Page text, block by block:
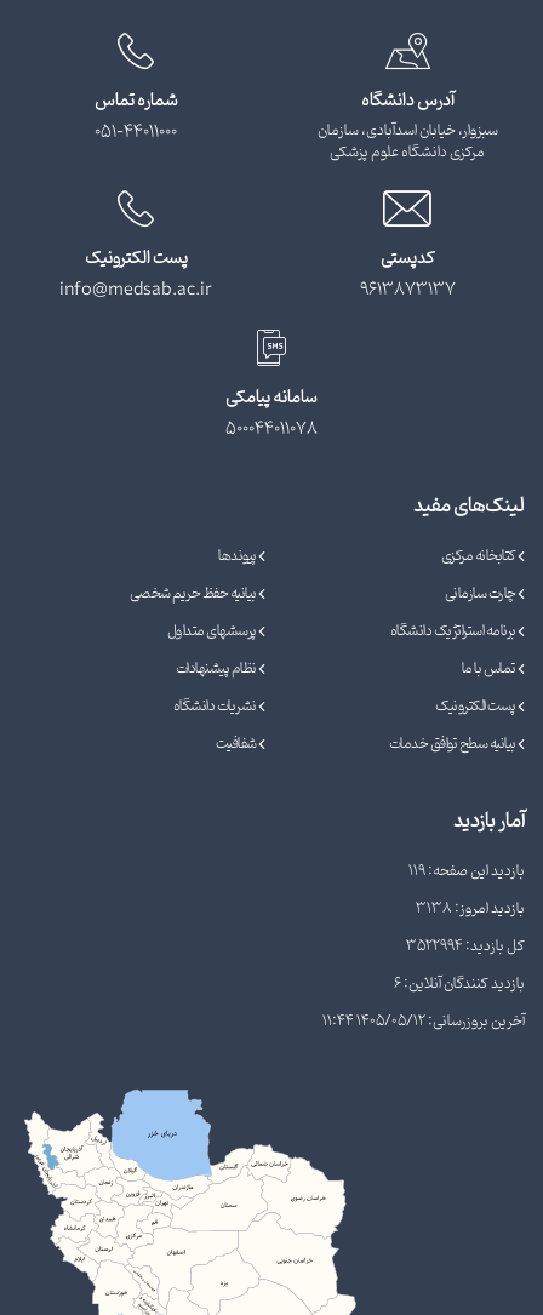
آدرس دانشگاه
سبزوار، خیابان اسدآبادی، سازمان
مرکزی دانشگاه علوم پزشکی
شماره تماس
051-44011000
کدپستی
9613873137
پست الکترونیک
info@medsab.ac.ir
سامانه پیامکی
500044011078
لینک‌های مفید
کتابخانه مرکزی
پیوندها
چارت سازمانی
بیانیه حفظ حریم شخصی
برنامه استراتژیک دانشگاه
پرسشهای متداول
تماس با ما
نظام پیشنهادات
پست الکترونیک
نشریات دانشگاه
بیانیه سطح توافق خدمات
شفافیت
آمار بازدید
بازدید این صفحه: 119
بازدید امروز: 3138
کل بازدید: 3522994
بازدید کنندگان آنلاین: 6
آخرین بروزرسانی: 1405/05/12 11:44